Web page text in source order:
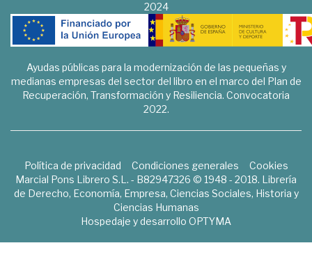
2024
Ayudas públicas para la modernización de las pequeñas y
medianas empresas del sector del libro en el marco del Plan de
Recuperación, Transformación y Resiliencia. Convocatoria
2022.
Política de privacidad Condiciones generales
Cookies
Marcial Pons Librero S.L. - B82947326 © 1948 - 2018. Librería
de Derecho, Economía, Empresa, Ciencias Sociales, Historia y
Ciencias Humanas
Hospedaje y desarrollo OPTYMA